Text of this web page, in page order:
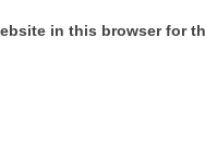
in this browser for